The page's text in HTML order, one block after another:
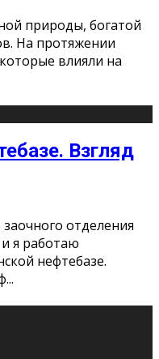
природы, богатой
На протяжении
влияли на
Взгляд
отделения
я работаю
нефтебазе.
...